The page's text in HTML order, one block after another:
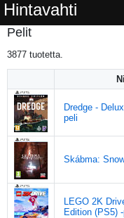
Hintavahti
Pelit
3877 tuotetta.
Dredge -
peli
Skábma:
LEGO 2K
Edition (PS5)